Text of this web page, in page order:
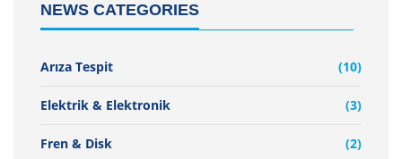
NEWS CATEGORIES
Arıza Tespit (10)
Elektrik & Elektronik (3)
Fren & Disk (2)